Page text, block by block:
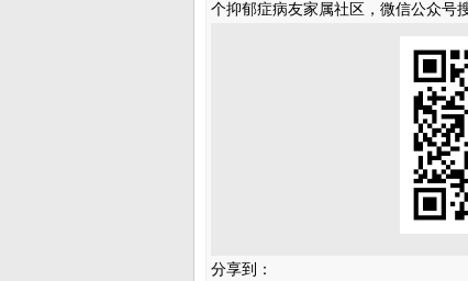
个抑郁症病友家属社区，微信公众号
分享到：